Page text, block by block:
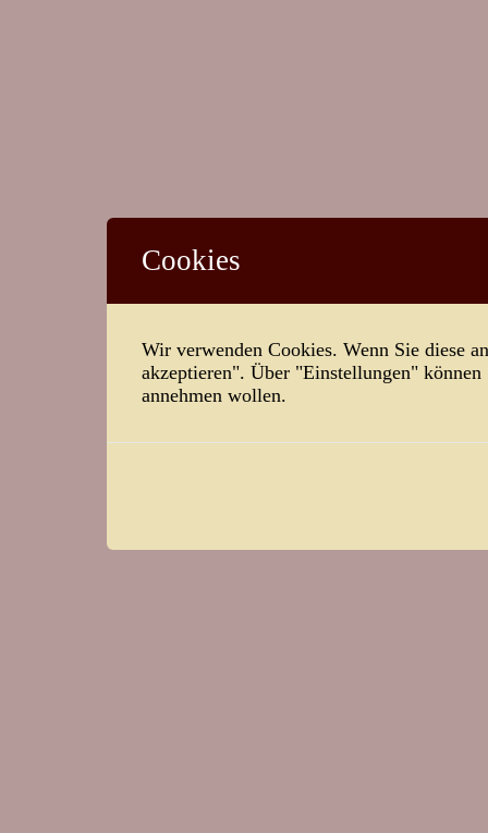
Cookies
Wir verwenden Cookies. Wenn Sie diese
akzeptieren". Über "Einstellungen"
annehmen wollen.